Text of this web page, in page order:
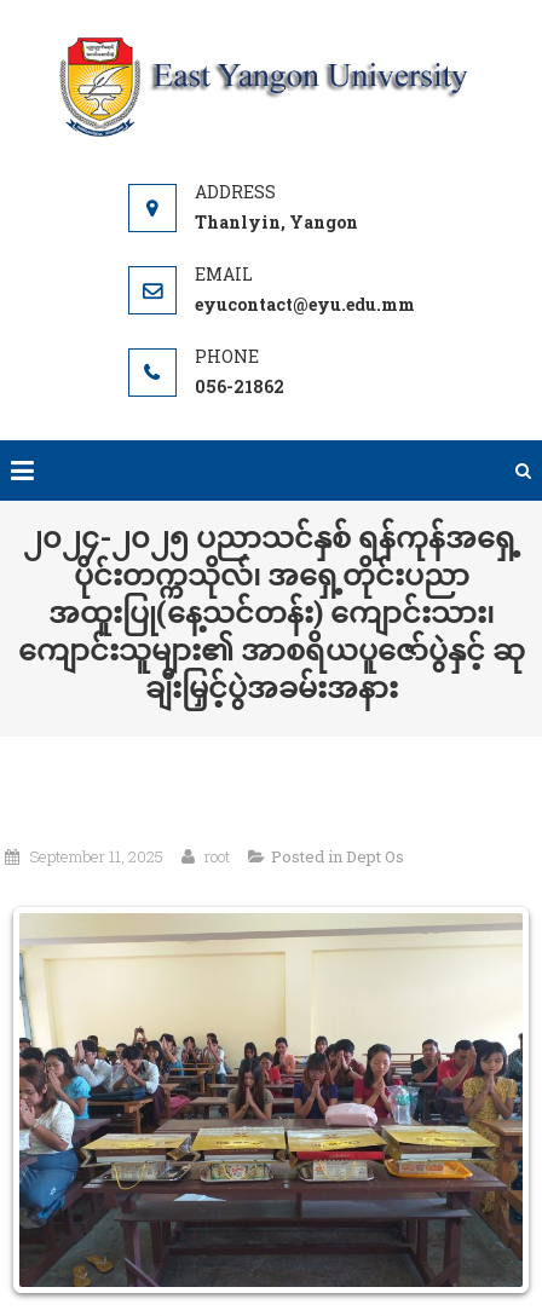
content
Thanlyin, Yangon
eyucontact@eyu.edu.mm
056-21862
၂၀၂၄-၂၀၂၅ ပညာသင်နှစ် ရန်ကုန်အရှေ့
ပိုင်းတက္ကသိုလ်၊ အရှေ့တိုင်းပညာ
အထူးပြု(နေ့သင်တန်း) ကျောင်းသား၊
ကျောင်းသူများ၏ အာစရိယပူဇော်ပွဲနှင့် ဆု
ချီးမြှင့်ပွဲအခမ်းအနား
September 11, 2025 root Posted in Dept Os